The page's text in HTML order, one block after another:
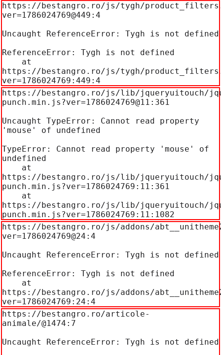
https://bestangro.ro/js/tygh/
ver=1786024769@449:4
Uncaught ReferenceError: Tygh is not defined
ReferenceError: Tygh is not defined
https://bestangro.ro/js/tygh/
ver=1786024769:449:4
https://bestangro.ro/js/lib/jqueryuitouch/
punch.min.js?ver=1786024769@11:361
Uncaught TypeError: Cannot read property
'mouse' of undefined
TypeError: Cannot read property 'mouse' of
undefined
https://bestangro.ro/js/lib/jqueryuitouch/
punch.min.js?ver=1786024769:11:361
https://bestangro.ro/js/lib/jqueryuitouch/
punch.min.js?ver=1786024769:11:1082
https://bestangro.ro/js/addons/
ver=1786024769@24:4
Uncaught ReferenceError: Tygh is not defined
ReferenceError: Tygh is not defined
https://bestangro.ro/js/addons/
ver=1786024769:24:4
https://bestangro.ro/articole-
animale/@1474:7
Uncaught ReferenceError: Tygh is not defined